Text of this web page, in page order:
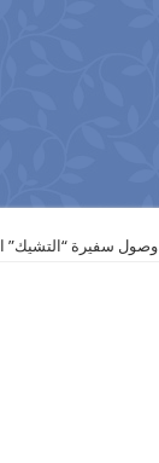
وصول سفيرة “التشيك”